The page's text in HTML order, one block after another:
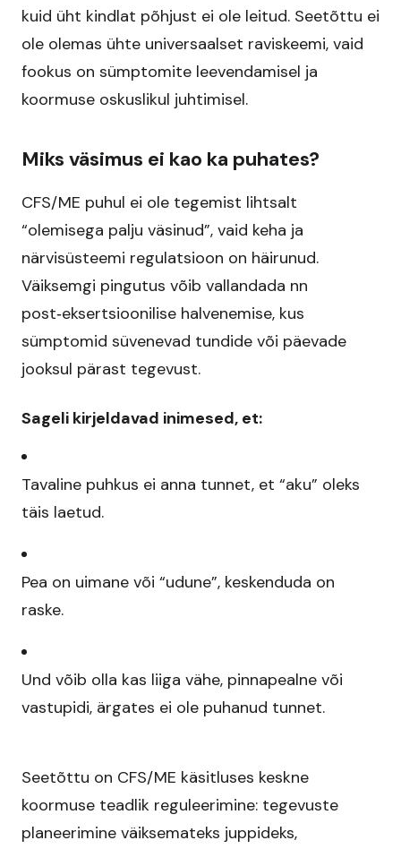
kuid üht kindlat põhjust ei ole leitud. Seetõttu ei
ole olemas ühte universaalset raviskeemi, vaid
fookus on sümptomite leevendamisel ja
koormuse oskuslikul juhtimisel.​
Miks väsimus ei kao ka puhates?
CFS/ME puhul ei ole tegemist lihtsalt
“olemisega palju väsinud”, vaid keha ja
närvisüsteemi regulatsioon on häirunud.
Väiksemgi pingutus võib vallandada nn
post‑eksertsioonilise halvenemise, kus
sümptomid süvenevad tundide või päevade
jooksul pärast tegevust.​
Sageli kirjeldavad inimesed, et:
Tavaline puhkus ei anna tunnet, et “aku” oleks
täis laetud.​
Pea on uimane või “udune”, keskenduda on
raske.​
Und võib olla kas liiga vähe, pinnapealne või
vastupidi, ärgates ei ole puhanud tunnet.​
Seetõttu on CFS/ME käsitluses keskne
koormuse teadlik reguleerimine: tegevuste
planeerimine väiksemateks juppideks,